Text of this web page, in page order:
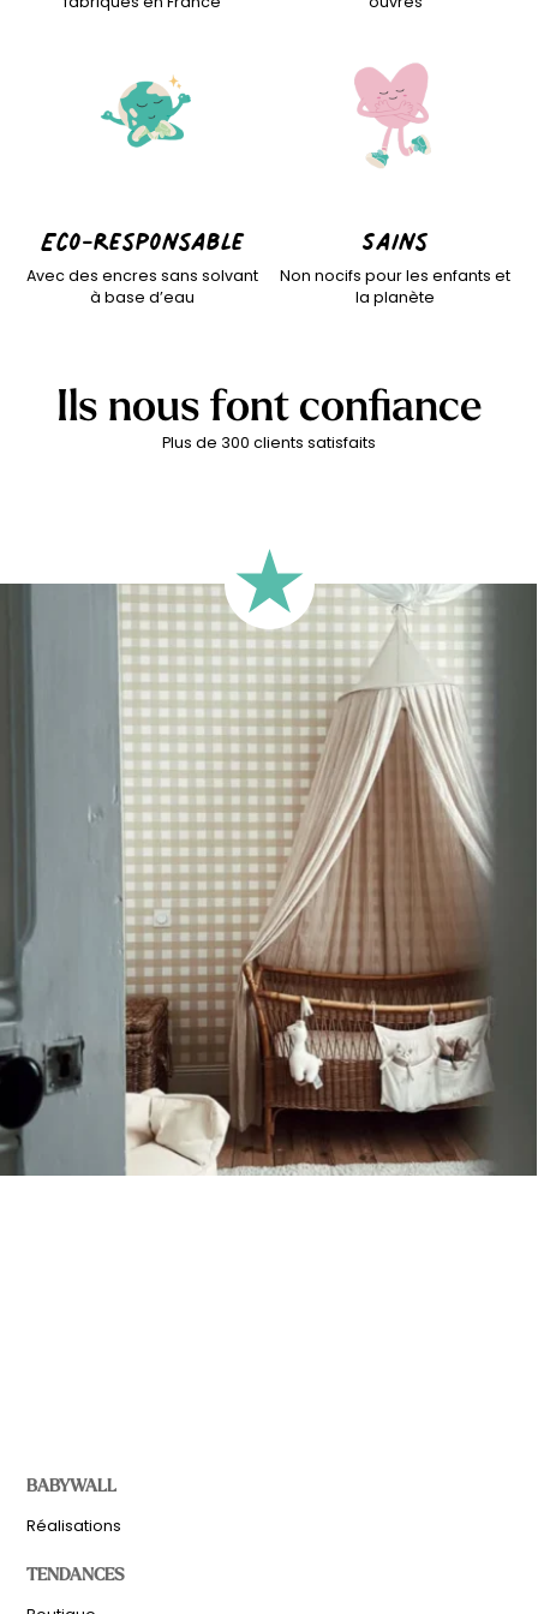
planète. Nous privilégions une production raisonnée, sans
délai de fabrication est de 5 à 8 jours ouvrés
pour
l’ensemble de nos créations, le temps nécessaire pour
produire chaque commande avec le plus grand soin.
Eco-responsable
Avec des encres sans solvant
à base d’eau
Sains
Non nocifs pour les enfants et
la planète
Ils nous font confiance
Plus de 300 clients satisfaits
BABYWALL
Réalisations
TENDANCES